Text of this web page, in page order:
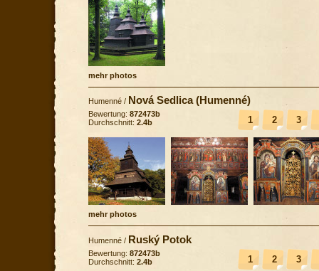
mehr photos
Humenné / Nová Sedlica (Humenné)
1 2 3
Bewertung: 872473b
Durchschnitt: 2.4b
mehr photos
Humenné / Ruský Potok
1 2 3
Bewertung: 872473b
Durchschnitt: 2.4b